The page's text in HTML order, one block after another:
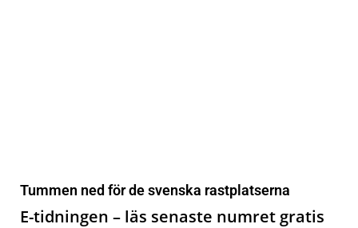
Tummen ned för de svenska rastplatserna
E-tidningen – läs senaste numret gratis